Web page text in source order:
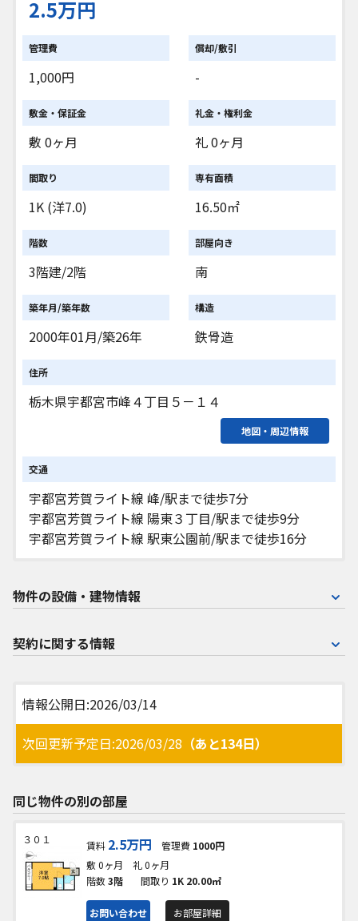
2.5万円
管理費
1,000円
償却/敷引
-
敷金・保証金
敷 0ヶ月
礼金・権利金
礼 0ヶ月
間取り
1K (洋7.0)
専有面積
16.50㎡
階数
3階建/2階
部屋向き
南
築年月/築年数
2000年01月/築26年
構造
鉄骨造
住所
栃木県宇都宮市峰４丁目５－１４
地図・周辺情報
交通
宇都宮芳賀ライト線 峰/駅まで徒歩7分
宇都宮芳賀ライト線 陽東３丁目/駅まで徒歩9分
宇都宮芳賀ライト線 駅東公園前/駅まで徒歩16分
物件の設備・建物情報
契約に関する情報
情報公開日:2026/03/14
次回更新予定日:2026/03/28 （あと134日）
同じ物件の別の部屋
３０１ 賃料 2.5万円 管理費 1000円
敷 0ヶ月
礼 0ヶ月
階数3階 間取り 1K 20.00㎡
お問い合わせ お部屋詳細